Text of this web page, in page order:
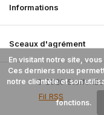
Informations
Sceaux d'agrément
© 2026
Fil RSS
En visitant notre site,
Ces derniers nous
notre clientèle et son
fonctions.